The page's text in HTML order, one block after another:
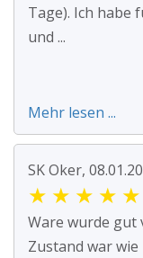
Tage). Ich habe
und ...
Mehr lesen ...
SK Oker,
★ ★ ★ ★ ★
Ware wurde gut
Zustand war